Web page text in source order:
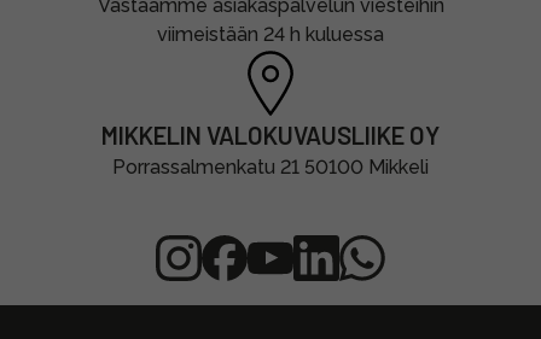
Vastaamme asiakaspalvelun viesteihin
viimeistään 24 h kuluessa
MIKKELIN VALOKUVAUSLIIKE OY
Porrassalmenkatu 21 50100 Mikkeli